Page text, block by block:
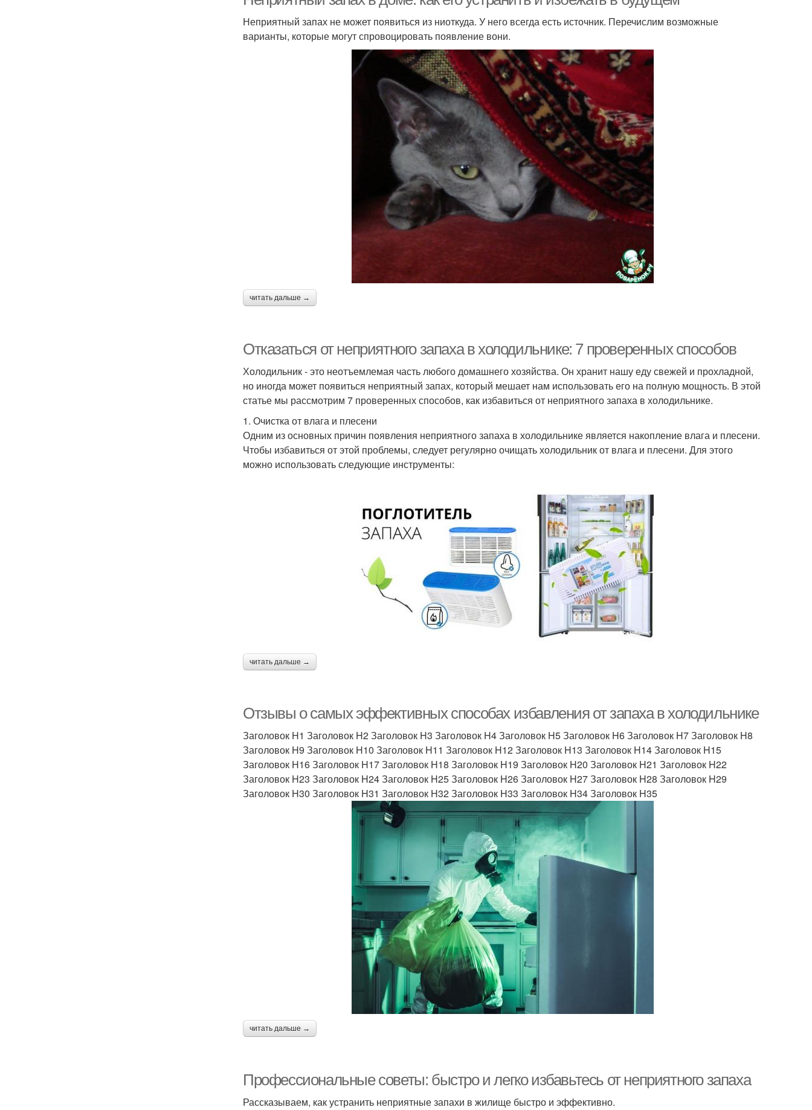
Неприятный запах не может появиться из ниоткуда. У него всегда есть источник. Перечислим возможные
варианты, которые могут спровоцировать появление вони.
читать дальше →
Отказаться от неприятного запаха в холодильнике: 7 проверенных способов
Холодильник - это неотъемлемая часть любого домашнего хозяйства. Он хранит нашу еду свежей и прохладной,
но иногда может появиться неприятный запах, который мешает нам использовать его на полную мощность. В этой
статье мы рассмотрим 7 проверенных способов, как избавиться от неприятного запаха в холодильнике.
1. Очистка от влага и плесени
Одним из основных причин появления неприятного запаха в холодильнике является накопление влага и плесени.
Чтобы избавиться от этой проблемы, следует регулярно очищать холодильник от влага и плесени. Для этого
можно использовать следующие инструменты:
читать дальше →
Отзывы о самых эффективных способах избавления от запаха в холодильнике
Заголовок H1 Заголовок H2 Заголовок H3 Заголовок H4 Заголовок H5 Заголовок H6 Заголовок H7 Заголовок H8
Заголовок H9 Заголовок H10 Заголовок H11 Заголовок H12 Заголовок H13 Заголовок H14 Заголовок H15
Заголовок H16 Заголовок H17 Заголовок H18 Заголовок H19 Заголовок H20 Заголовок H21 Заголовок H22
Заголовок H23 Заголовок H24 Заголовок H25 Заголовок H26 Заголовок H27 Заголовок H28 Заголовок H29
Заголовок H30 Заголовок H31 Заголовок H32 Заголовок H33 Заголовок H34 Заголовок H35
читать дальше →
Профессиональные советы: быстро и легко избавьтесь от неприятного запаха
Рассказываем, как устранить неприятные запахи в жилище быстро и эффективно.